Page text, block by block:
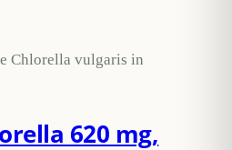
Chlorella vulgaris in
620 mg,